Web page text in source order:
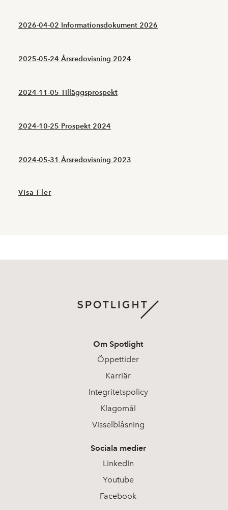
2026-04-02 Informationsdokument 2026
2025-05-24 Årsredovisning 2024
2024-11-05 Tilläggsprospekt
2024-10-25 Prospekt 2024
2024-05-31 Årsredovisning 2023
Visa Fler
Om Spotlight
Öppettider
Karriär
Integritetspolicy
Klagomål
Visselblåsning
Sociala medier
LinkedIn
Youtube
Facebook